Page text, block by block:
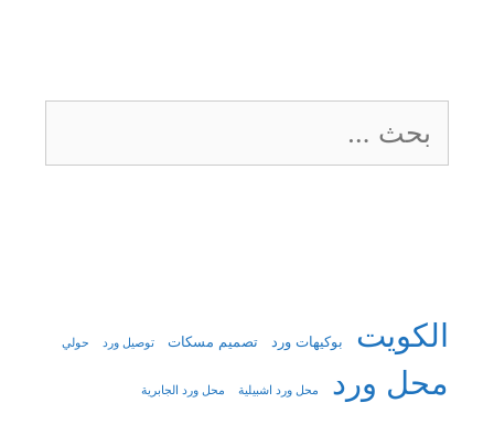
البحث
عن:
الكويت بوكيهات ورد تصميم مسكات توصيل ورد حولي
محل ورد محل ورد اشبيلية محل ورد الجابرية